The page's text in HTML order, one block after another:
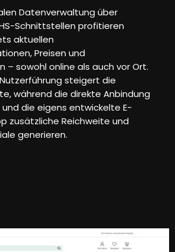
Datenverwaltung über
Schnittstellen profitieren
aktuellen
Preisen und
– sowohl online als auch vor Ort.
steigert die
während die direkte Anbindung
die eigens entwickelte E-
zusätzliche Reichweite und
generieren.